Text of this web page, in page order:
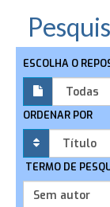
ESCOLHA O
ORDENAR POR
TERMO DE